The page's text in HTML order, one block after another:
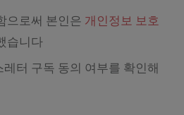
으로써 본인은 개인정보 보호
습니다
터 구독 동의 여부를 확인해